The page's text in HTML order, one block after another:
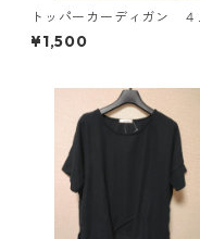
トッパーカーディガン ４
Ｌ グレー KAE-4814
¥1,500